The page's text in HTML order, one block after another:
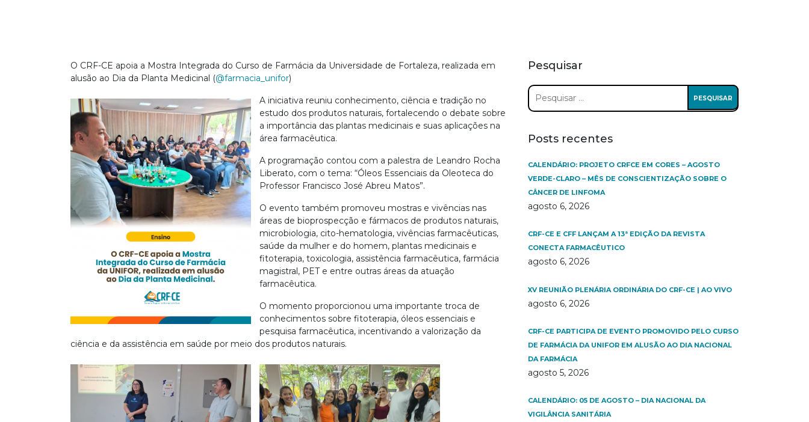
O CRF-CE apoia a Mostra Integrada do Curso de Farmácia da Universidade de Fortaleza, realizada em
alusão ao Dia da Planta Medicinal (@farmacia_unifor)
A iniciativa reuniu conhecimento, ciência e tradição no
estudo dos produtos naturais, fortalecendo o debate sobre
a importância das plantas medicinais e suas aplicações na
área farmacêutica.
A programação contou com a palestra de Leandro Rocha
Liberato, com o tema: “Óleos Essenciais da Oleoteca do
Professor Francisco José Abreu Matos”.
O evento também promoveu mostras e vivências nas
áreas de bioprospecção e fármacos de produtos naturais,
microbiologia, cito-hematologia, vivências farmacêuticas,
saúde da mulher e do homem, plantas medicinais e
fitoterapia, toxicologia, assistência farmacêutica, farmácia
magistral, PET e entre outras áreas da atuação
farmacêutica.
O momento proporcionou uma importante troca de
conhecimentos sobre fitoterapia, óleos essenciais e
pesquisa farmacêutica, incentivando a valorização da
ciência e da assistência em saúde por meio dos produtos naturais.
Pesquisar
Pesquisar
por:
Posts recentes
CALENDÁRIO: PROJETO CRFCE EM CORES – AGOSTO
VERDE-CLARO – MÊS DE CONSCIENTIZAÇÃO SOBRE O
CÂNCER DE LINFOMA
agosto 6, 2026
CRF-CE E CFF LANÇAM A 13ª EDIÇÃO DA REVISTA
CONECTA FARMACÊUTICO
agosto 6, 2026
XV REUNIÃO PLENÁRIA ORDINÁRIA DO CRF-CE | AO VIVO
agosto 6, 2026
CRF-CE PARTICIPA DE EVENTO PROMOVIDO PELO CURSO
DE FARMÁCIA DA UNIFOR EM ALUSÃO AO DIA NACIONAL
DA FARMÁCIA
agosto 5, 2026
CALENDÁRIO: 05 DE AGOSTO – DIA NACIONAL DA
VIGILÂNCIA SANITÁRIA